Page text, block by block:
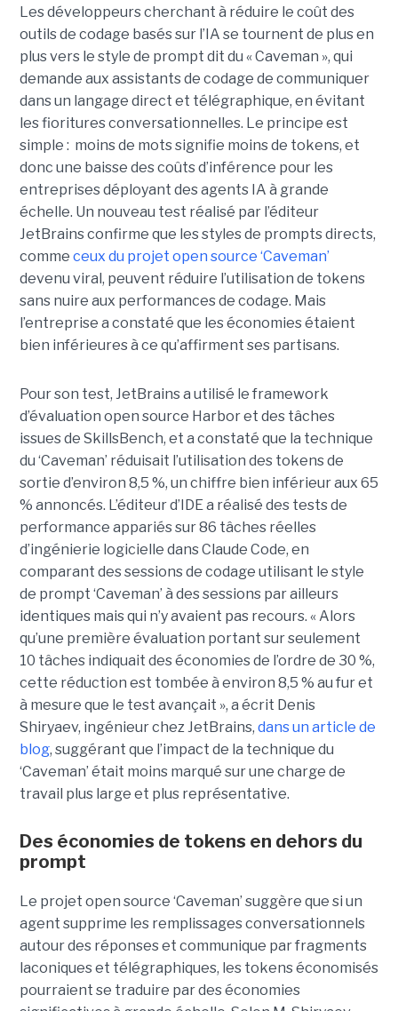
Les développeurs cherchant à réduire le coût des
outils de codage basés sur l’IA se tournent de plus en
plus vers le style de prompt dit du « Caveman », qui
demande aux assistants de codage de communiquer
dans un langage direct et télégraphique, en évitant
les fioritures conversationnelles. Le principe est
simple : moins de mots signifie moins de tokens, et
donc une baisse des coûts d’inférence pour les
entreprises déployant des agents IA à grande
échelle. Un nouveau test réalisé par l’éditeur
JetBrains confirme que les styles de prompts directs,
comme ceux du projet open source ‘Caveman’
devenu viral, peuvent réduire l’utilisation de tokens
sans nuire aux performances de codage. Mais
l’entreprise a constaté que les économies étaient
bien inférieures à ce qu’affirment ses partisans.
Pour son test, JetBrains a utilisé le framework
d’évaluation open source Harbor et des tâches
issues de SkillsBench, et a constaté que la technique
du ‘Caveman’ réduisait l’utilisation des tokens de
sortie d’environ 8,5 %, un chiffre bien inférieur aux 65
% annoncés. L’éditeur d’IDE a réalisé des tests de
performance appariés sur 86 tâches réelles
d’ingénierie logicielle dans Claude Code, en
comparant des sessions de codage utilisant le style
de prompt ‘Caveman’ à des sessions par ailleurs
identiques mais qui n’y avaient pas recours. « Alors
qu’une première évaluation portant sur seulement
10 tâches indiquait des économies de l’ordre de 30 %,
cette réduction est tombée à environ 8,5 % au fur et
à mesure que le test avançait », a écrit Denis
Shiryaev, ingénieur chez JetBrains, dans un article de
blog, suggérant que l’impact de la technique du
‘Caveman’ était moins marqué sur une charge de
travail plus large et plus représentative.
Des économies de tokens en dehors du
prompt
Le projet open source ‘Caveman’ suggère que si un
agent supprime les remplissages conversationnels
autour des réponses et communique par fragments
laconiques et télégraphiques, les tokens économisés
pourraient se traduire par des économies